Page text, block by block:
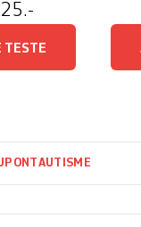
25.-
TESTE
AUTISME